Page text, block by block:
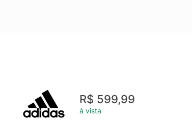
R$ 599,99
à vista